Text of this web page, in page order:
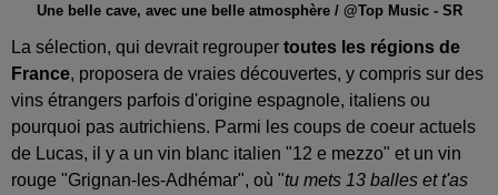
Une belle cave, avec une belle atmosphère / @Top Music - SR
La sélection, qui devrait regrouper toutes les régions de
France, proposera de vraies découvertes, y compris sur des
vins étrangers parfois d'origine espagnole, italiens ou
pourquoi pas autrichiens. Parmi les coups de coeur actuels
de Lucas, il y a un vin blanc italien "12 e mezzo" et un vin
rouge "Grignan-les-Adhémar", où "tu mets 13 balles et t'as